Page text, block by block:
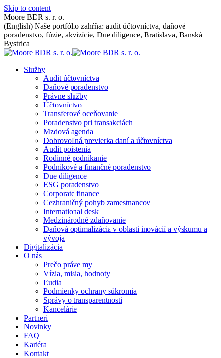
Skip to content
Moore BDR s. r. o.
(English) Naše portfólio zahŕňa: audit účtovníctva, daňové
poradenstvo, fúzie, akvizície, Due diligence, Bratislava, Banská
Bystrica
Služby
Audit účtovníctva
Daňové poradenstvo
Právne služby
Účtovníctvo
Transferové oceňovanie
Poradenstvo pri transakciách
Mzdová agenda
Dobrovoľná previerka daní a účtovníctva
Audit poistenia
Rodinné podnikanie
Podnikové a finančné poradenstvo
Due diligence
ESG poradenstvo
Corporate finance
Cezhraničný pohyb zamestnancov
International desk
Medzinárodné zdaňovanie
Daňová optimalizácia v oblasti inovácií a výskumu a
vývoja
Digitalizácia
O nás
Prečo práve my
Vízia, misia, hodnoty
Ľudia
Podmienky ochrany súkromia
Správy o transparentnosti
Kancelárie
Partneri
Novinky
FAQ
Kariéra
Kontakt